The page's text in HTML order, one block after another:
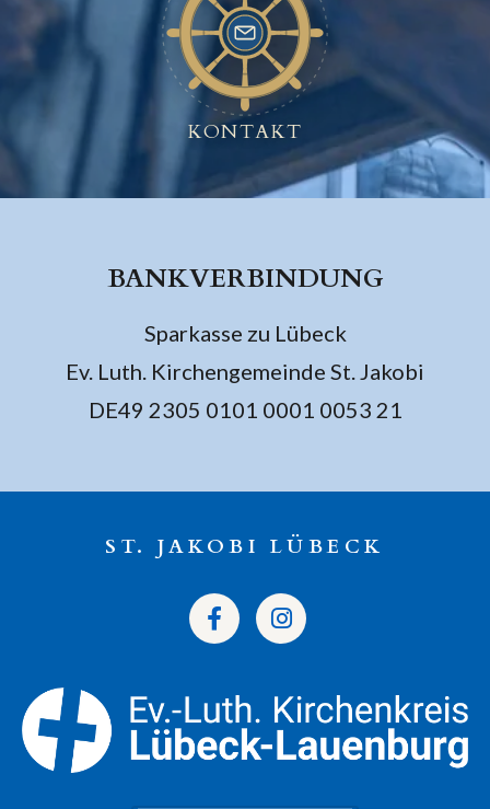
KONTAKT
BANKVERBINDUNG
Sparkasse zu Lübeck
Ev. Luth. Kirchengemeinde St. Jakobi
DE49 2305 0101 0001 0053 21
ST. JAKOBI LÜBECK